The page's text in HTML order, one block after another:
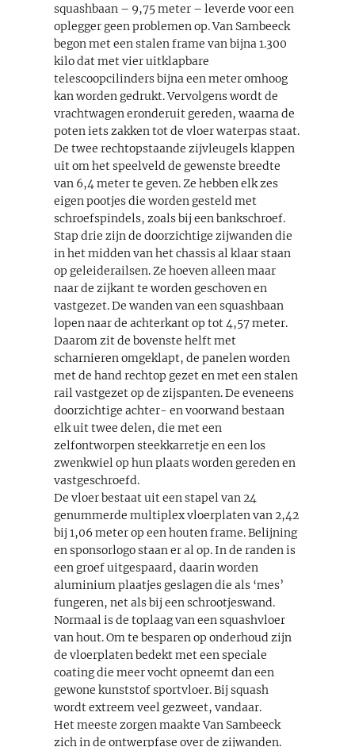
squashbaan – 9,75 meter – leverde voor een
oplegger geen problemen op. Van Sambeeck
begon met een stalen frame van bijna 1.300
kilo dat met vier uitklapbare
telescoopcilinders bijna een meter omhoog
kan worden gedrukt. Vervolgens wordt de
vrachtwagen eronderuit gereden, waarna de
poten iets zakken tot de vloer waterpas staat.
De twee rechtopstaande zijvleugels klappen
uit om het speelveld de gewenste breedte
van 6,4 meter te geven. Ze hebben elk zes
eigen pootjes die worden gesteld met
schroefspindels, zoals bij een bankschroef.
Stap drie zijn de doorzichtige zijwanden die
in het midden van het chassis al klaar staan
op geleiderailsen. Ze hoeven alleen maar
naar de zijkant te worden geschoven en
vastgezet. De wanden van een squashbaan
lopen naar de achterkant op tot 4,57 meter.
Daarom zit de bovenste helft met
scharnieren omgeklapt, de panelen worden
met de hand rechtop gezet en met een stalen
rail vastgezet op de zijspanten. De eveneens
doorzichtige achter- en voorwand bestaan
elk uit twee delen, die met een
zelfontworpen steekkarretje en een los
zwenkwiel op hun plaats worden gereden en
vastgeschroefd.
De vloer bestaat uit een stapel van 24
genummerde multiplex vloerplaten van 2,42
bij 1,06 meter op een houten frame. Belijning
en sponsorlogo staan er al op. In de randen is
een groef uitgespaard, daarin worden
aluminium plaatjes geslagen die als ‘mes’
fungeren, net als bij een schrootjeswand.
Normaal is de toplaag van een squashvloer
van hout. Om te besparen op onderhoud zijn
de vloerplaten bedekt met een speciale
coating die meer vocht opneemt dan een
gewone kunststof sportvloer. Bij squash
wordt extreem veel gezweet, vandaar.
Het meeste zorgen maakte Van Sambeeck
zich in de ontwerpfase over de zijwanden.